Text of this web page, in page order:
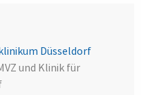
Düsseldorf
und Klinik für